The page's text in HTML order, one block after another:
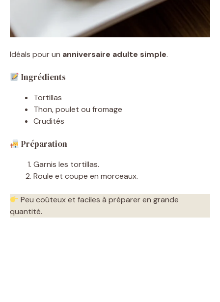
Idéals pour un anniversaire adulte simple.
Ingrédients
Tortillas
Thon, poulet ou fromage
Crudités
Préparation
Garnis les tortillas.
Roule et coupe en morceaux.
Peu coûteux et faciles à préparer en grande
quantité.